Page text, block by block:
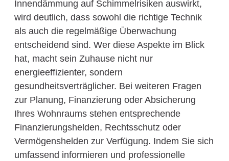
Innendämmung auf Schimmelrisiken auswirkt,
wird deutlich, dass sowohl die richtige Technik
als auch die regelmäßige Überwachung
entscheidend sind. Wer diese Aspekte im Blick
hat, macht sein Zuhause nicht nur
energieeffizienter, sondern
gesundheitsverträglicher. Bei weiteren Fragen
zur Planung, Finanzierung oder Absicherung
Ihres Wohnraums stehen entsprechende
Finanzierungshelden, Rechtsschutz oder
Vermögenshelden zur Verfügung. Indem Sie sich
umfassend informieren und professionelle